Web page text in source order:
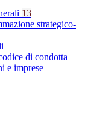
13
strategico-
di condotta
e imprese